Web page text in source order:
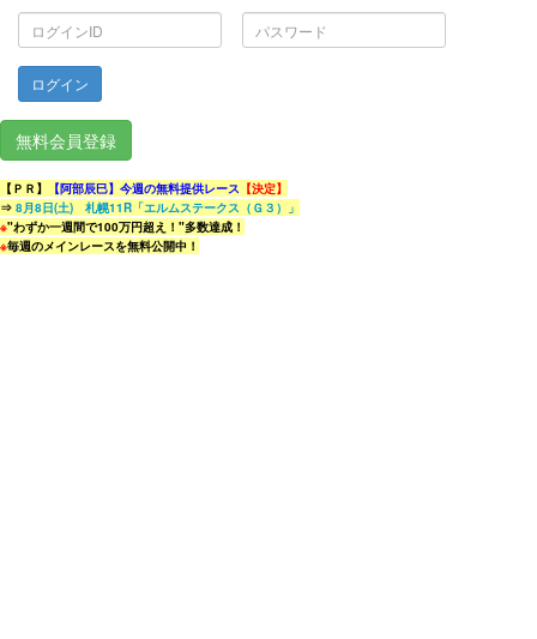
ロ
イ
ン
ID
パ
ス
ワ
無料会員登録
【ＰＲ】 【阿部辰巳】今週の無料提供レース 【決定】
⇒ 8月8日(土) 札幌11R「エルムステークス（Ｇ３）」
※"わずか一週間で100万円超え！"多数達成！
※毎週のメインレースを無料公開中！